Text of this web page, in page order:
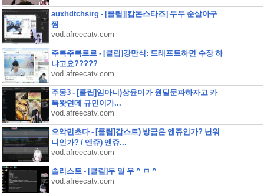
auxhdtchsirg - [클립][캄몬스타즈] 두두 순살아구
찜
vod.afreecatv.com
주륵주륵르르 - [클립]강만식: 드래프트하면 수장 하
냐고요?????
vod.afreecatv.com
주몽3 - [클립]임아니)상윤이가 원딜문파하자고 카
톡왓던데 규민이가...
vod.afreecatv.com
으악민초다 - [클립]감스트) 방금은 엔쥬인가? 난워
니인가? / 엔쥬) 엔쥬...
vod.afreecatv.com
솔리스트 - [클립]두 일 우 ^ ㅁ ^
vod.afreecatv.com